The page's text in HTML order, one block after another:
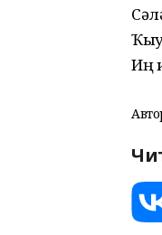
Иң